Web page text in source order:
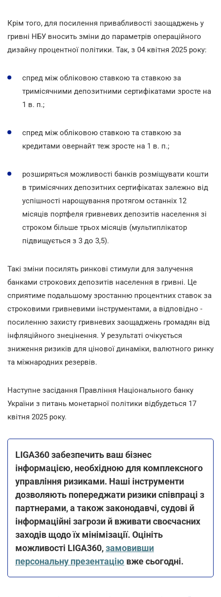
Крім того, для посилення привабливості заощаджень у
гривні НБУ вносить зміни до параметрів операційного
дизайну процентної політики. Так, з 04 квітня 2025 року:
спред між обліковою ставкою та ставкою за
тримісячними депозитними сертифікатами зросте на
1 в. п.;
спред між обліковою ставкою та ставкою за
кредитами овернайт теж зросте на 1 в. п.;
розширяться можливості банків розміщувати кошти
в тримісячних депозитних сертифікатах залежно від
успішності нарощування протягом останніх 12
місяців портфеля гривневих депозитів населення зі
строком більше трьох місяців (мультиплікатор
підвищується з 3 до 3,5).
Такі зміни посилять ринкові стимули для залучення
банками строкових депозитів населення в гривні. Це
сприятиме подальшому зростанню процентних ставок за
строковими гривневими інструментами, а відповідно -
посиленню захисту гривневих заощаджень громадян від
інфляційного знецінення. У результаті очікується
зниження ризиків для цінової динаміки, валютного ринку
та міжнародних резервів.
Наступне засідання Правління Національного банку
України з питань монетарної політики відбудеться 17
квітня 2025 року.
LIGA360 забезпечить ваш бізнес
інформацією, необхідною для комплексного
управління ризиками. Наші інструменти
дозволяють попереджати ризики співпраці з
партнерами, а також законодавчі, судові й
інформаційні загрози й вживати своєчасних
заходів щодо їх мінімізації. Оцініть
можливості LIGA360,замовивши
персональну презентацію вже сьогодні.